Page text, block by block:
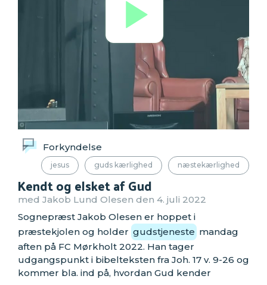
Forkyndelse
jesus guds kærlighed næstekærlighed
Kendt og elsket af Gud
med Jakob Lund Olesen den 4. juli 2022
Sognepræst Jakob Olesen er hoppet i
præstekjolen og holder gudstjeneste mandag
aften på FC Mørkholt 2022. Han tager
udgangspunkt i bibelteksten fra Joh. 17 v. 9-26 og
kommer bla. ind på, hvordan Gud kender